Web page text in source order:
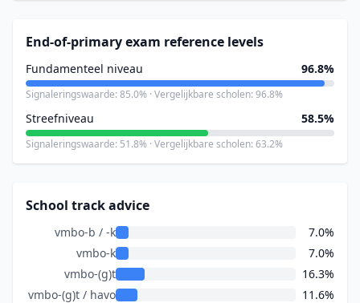
End-of-primary exam reference levels
Fundamenteel niveau 96.8%
Signaleringswaarde: 85.0% · Vergelijkbare scholen: 96.8%
Streefniveau 58.5%
Signaleringswaarde: 51.8% · Vergelijkbare scholen: 63.2%
School track advice
vmbo-b / -k
7.0%
vmbo-k
7.0%
vmbo-(g)t
16.3%
vmbo-(g)t / havo
11.6%